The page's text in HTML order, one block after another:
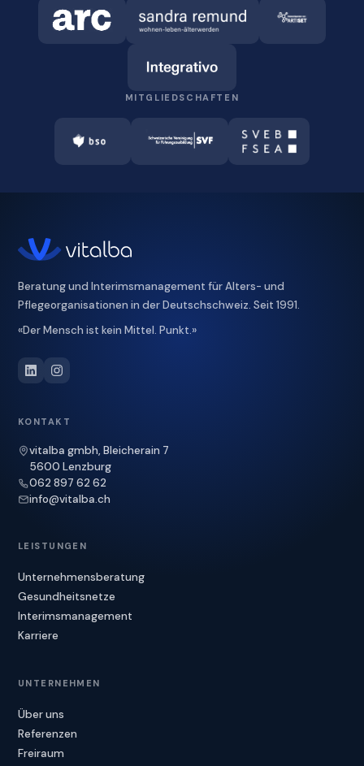
MITGLIEDSCHAFTEN
Beratung und Interimsmanagement für Alters- und
Pflegeorganisationen in der Deutschschweiz. Seit 1991.
«Der Mensch ist kein Mittel. Punkt.»
KONTAKT
vitalba gmbh, Bleicherain 7
5600 Lenzburg
062 897 62 62
info@vitalba.ch
LEISTUNGEN
Unternehmensberatung
Gesundheitsnetze
Interimsmanagement
Karriere
UNTERNEHMEN
Über uns
Referenzen
Freiraum